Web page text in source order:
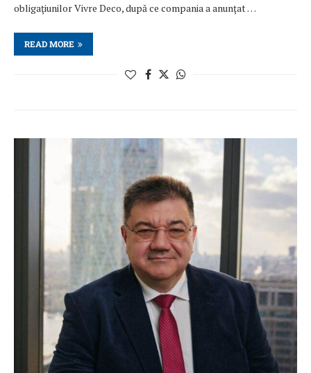
obligaţiunilor Vivre Deco, după ce compania a anunţat …
READ MORE